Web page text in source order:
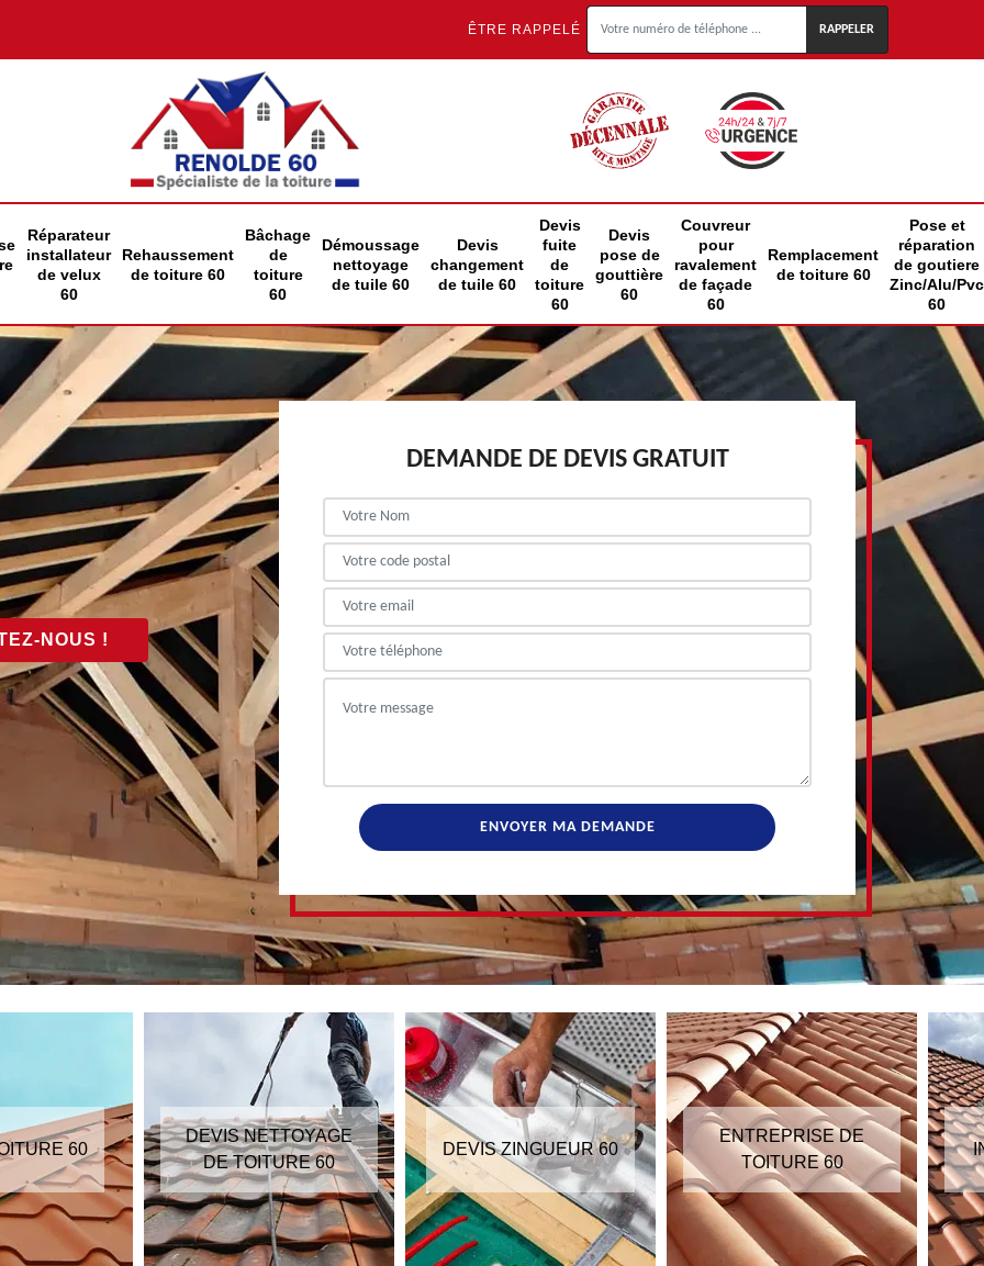
ÊTRE RAPPELÉ
Réparateur
installateur
de velux
60
Rehaussement
de toiture 60
Bâchage
de
toiture
60
Démoussage
nettoyage
de tuile 60
Devis
changement
de tuile 60
Devis
fuite
de
toiture
60
Devis
pose de
gouttière
60
Couvreur
pour
ravalement
de façade
60
Remplacement
de toiture 60
Pose et
réparation
de goutiere
Zinc/Alu/Pvc
60
NOUS !
DEMANDE DE DEVIS GRATUIT
60
DEVIS NETTOYAGE
DE TOITURE 60
DEVIS ZINGUEUR 60
ENTREPRISE DE
TOITURE 60